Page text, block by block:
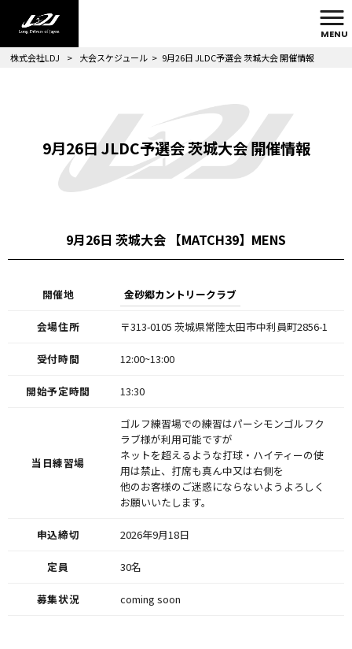
MENU
株式会社LDJ
> 大会スケジュール > 9月26日 JLDC予選会 茨城大会 開催情報
9月26日 JLDC予選会 茨城大会 開催情報
9月26日 茨城大会 【MATCH39】MENS
開催地 金砂郷カントリークラブ
会場住所 〒313-0105 茨城県常陸太田市中利員町2856-1
受付時間 12:00~13:00
開始予定時間 13:30
当日練習場
ゴルフ練習場での練習はパーシモンゴルフク
ラブ様が利用可能ですが
ネットを超えるような打球・ハイティーの使
用は禁止、打席も真ん中又は右側を
他のお客様のご迷惑にならないようよろしく
お願いいたします。
申込締切 2026年9月18日
定員 30名
募集状況 coming soon